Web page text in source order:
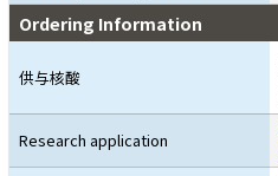
Ordering Information
供与核酸
Research application